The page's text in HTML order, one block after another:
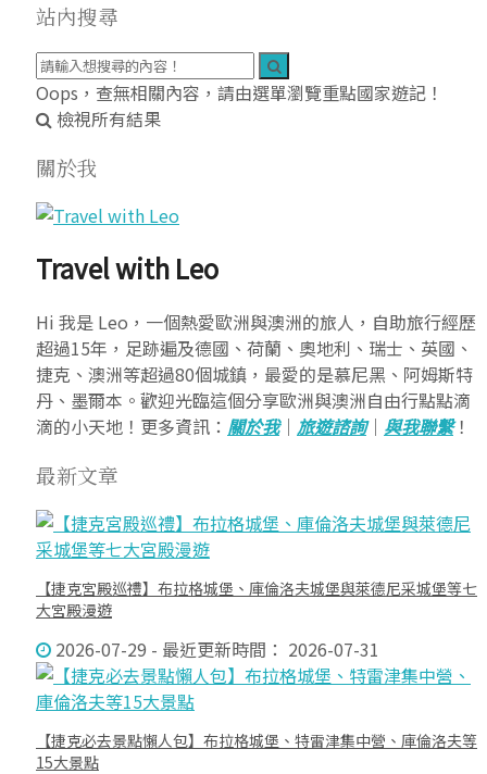
站內搜尋
Oops，查無相關內容，請由選單瀏覽重點國家遊記！
檢視所有結果
關於我
Travel with Leo
Hi 我是 Leo，一個熱愛歐洲與澳洲的旅人，自助旅行經歷
超過15年，足跡遍及德國、荷蘭、奧地利、瑞士、英國、
捷克、澳洲等超過80個城鎮，最愛的是慕尼黑、阿姆斯特
丹、墨爾本。歡迎光臨這個分享歐洲與澳洲自由行點點滴
滴的小天地！更多資訊： 關於我｜ 旅遊諮詢｜ 與我聯繫！
最新文章
【捷克宮殿巡禮】布拉格城堡、庫倫洛夫城堡與萊德尼采城堡等七
大宮殿漫遊
2026-07-29 - 最近更新時間： 2026-07-31
【捷克必去景點懶人包】布拉格城堡、特雷津集中營、庫倫洛夫等
15大景點